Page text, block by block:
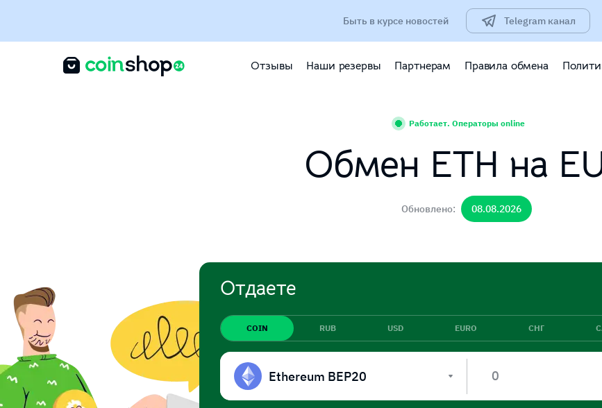
Быть в курсе новостей Telegram канал
Отзывы Наши резервы Партнерам Правила обмена
Работает. Операторы online
Обмен ETH на
Обновлено: 08.08.2026
Отдаете
COIN RUB USD EURO СНГ
Ethereum BEP20